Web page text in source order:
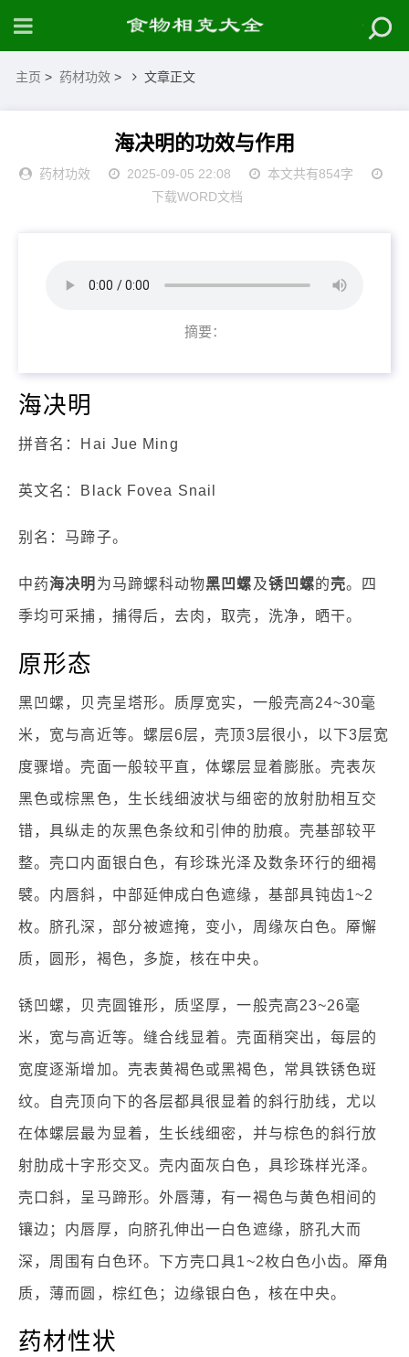
主页 > 药材功效 > 文章正文
海决明的功效与作用
药材功效 2025-09-05 22:08
本文共有854字
下载WORD文档
摘要：
海决明
拼音名：Hai Jue Ming
英文名：Black Fovea Snail
别名：马蹄子。
中药海决明 为马蹄螺科动物黑凹螺 及锈凹螺的壳。四
季均可采捕，捕得后，去肉，取壳，洗净，晒干。
原形态
黑凹螺，贝壳呈塔形。质厚宽实，一般壳高24~30毫
米，宽与高近等。螺层6层，壳顶3层很小，以下3层宽
度骤增。壳面一般较平直，体螺层显着膨胀。壳表灰
黑色或棕黑色，生长线细波状与细密的放射肋相互交
错，具纵走的灰黑色条纹和引伸的肋痕。壳基部较平
整。壳口内面银白色，有珍珠光泽及数条环行的细褐
襞。内唇斜，中部延伸成白色遮缘，基部具钝齿1~2
枚。脐孔深，部分被遮掩，变小，周缘灰白色。厣懈
质，圆形，褐色，多旋，核在中央。
锈凹螺，贝壳圆锥形，质坚厚，一般壳高23~26毫
米，宽与高近等。缝合线显着。壳面稍突出，每层的
宽度逐渐增加。壳表黄褐色或黑褐色，常具铁锈色斑
纹。自壳顶向下的各层都具很显着的斜行肋线，尤以
在体螺层最为显着，生长线细密，并与棕色的斜行放
射肋成十字形交叉。壳内面灰白色，具珍珠样光泽。
壳口斜，呈马蹄形。外唇薄，有一褐色与黄色相间的
镶边；内唇厚，向脐孔伸出一白色遮缘，脐孔大而
深，周围有白色环。下方壳口具1~2枚白色小齿。厣角
质，薄而圆，棕红色；边缘银白色，核在中央。
药材性状